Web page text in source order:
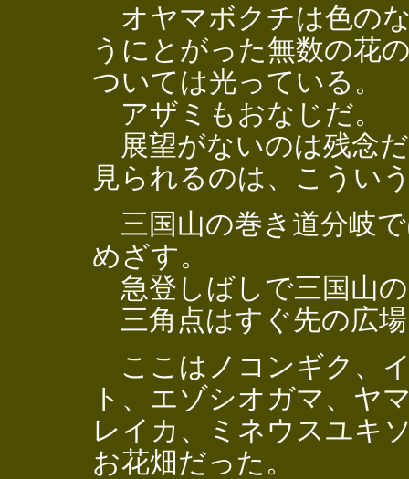
オヤマボクチは色の
うにとがった無数の花
ついては光っている。
アザミもおなじだ。
展望がないのは残念
見られるのは、こうい
三国山の巻き道分岐
めざす。
急登しばしで三国山
三角点はすぐ先の広
ここはノコンギク、
ト、エゾシオガマ、ヤ
レイカ、ミネウスユキ
お花畑だった。